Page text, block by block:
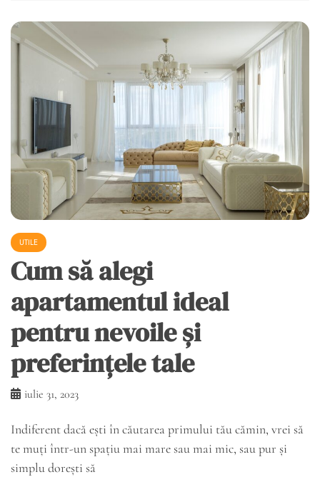
UTILE
Cum să alegi
apartamentul ideal
pentru nevoile și
preferințele tale
iulie 31, 2023
Indiferent dacă ești în căutarea primului tău cămin, vrei să
te muți într-un spațiu mai mare sau mai mic, sau pur și
simplu dorești să